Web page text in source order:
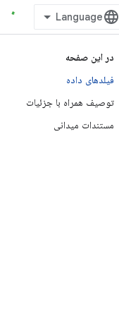
در این صفحه
فیلدهای داده
توصیف همراه با جزئیات
مستندات میدانی